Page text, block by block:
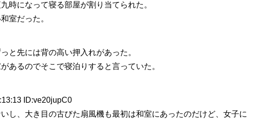
時になって寝る部屋が割り当てられた。
室だった。
と先には背の高い押入れがあった。
あるのでそこで寝泊りすると言っていた。
ID:ve20jupC0
し、大き目の古びた扇風機も最初は和室にあったのだけど、女子に